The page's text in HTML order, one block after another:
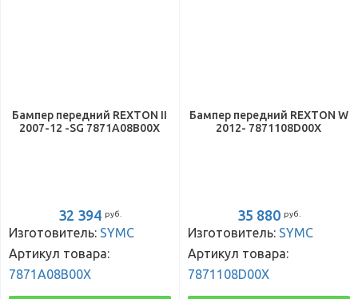
Бампер передний REXTON II
2007-12 -SG 7871A08B00X
32 394 руб.
Изготовитель: SYMC
Артикул товара:
7871A08B00X
Бампер передний REXTON W
2012- 7871108D00X
35 880 руб.
Изготовитель: SYMC
Артикул товара:
7871108D00X